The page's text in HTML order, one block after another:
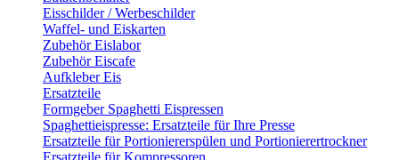
Eisschilder / Werbeschilder
Waffel- und Eiskarten
Zubehör Eislabor
Zubehör Eiscafe
Aufkleber Eis
Ersatzteile
Formgeber Spaghetti Eispressen
Spaghettieispresse: Ersatzteile für Ihre Presse
Ersatzteile für Portioniererspülen und Portionierertrockner
Ersatzteile für Kompressoren